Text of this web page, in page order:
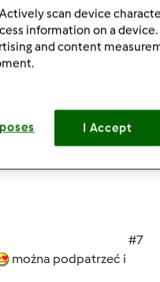
komentarze
#7
można podpatrzeć i
scan device
information on a device.
and content
I Accept